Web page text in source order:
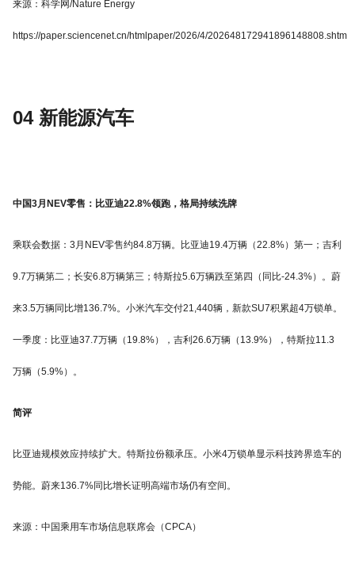
来源：科学网/Nature Energy
https://paper.sciencenet.cn/htmlpaper/2026/4/202648172941896148808.shtm
04 新能源汽车
中国3月NEV零售：比亚迪22.8%领跑，格局持续洗牌
乘联会数据：3月NEV零售约84.8万辆。比亚迪19.4万辆（22.8%）第一；吉利
9.7万辆第二；长安6.8万辆第三；特斯拉5.6万辆跌至第四（同比-24.3%）。蔚
来3.5万辆同比增136.7%。小米汽车交付21,440辆，新款SU7积累超4万锁单。
一季度：比亚迪37.7万辆（19.8%），吉利26.6万辆（13.9%），特斯拉11.3
万辆（5.9%）。
简评
比亚迪规模效应持续扩大。特斯拉份额承压。小米4万锁单显示科技跨界造车的
势能。蔚来136.7%同比增长证明高端市场仍有空间。
来源：中国乘用车市场信息联席会（CPCA）